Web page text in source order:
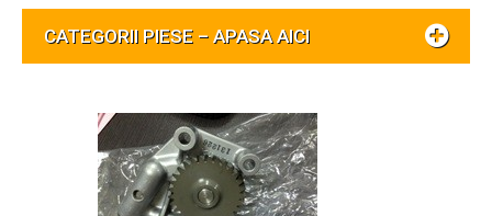
CATEGORII PIESE – APASA AICI